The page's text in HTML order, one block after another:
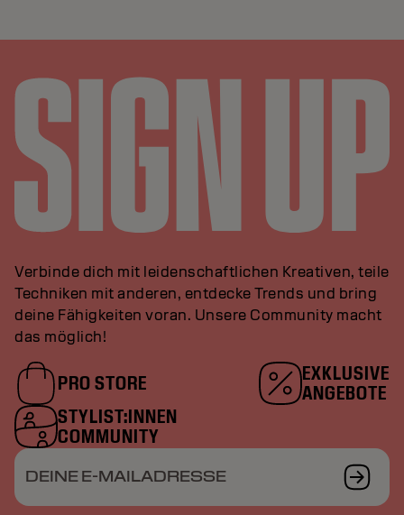
Verbinde dich mit leidenschaftlichen Kreativen, teile
Techniken mit anderen, entdecke Trends und bring
deine Fähigkeiten voran. Unsere Community macht
das möglich!
PRO STORE
EXKLUSIVE
ANGEBOTE
STYLIST:INNEN
COMMUNITY
DEINE E-MAILADRESSE